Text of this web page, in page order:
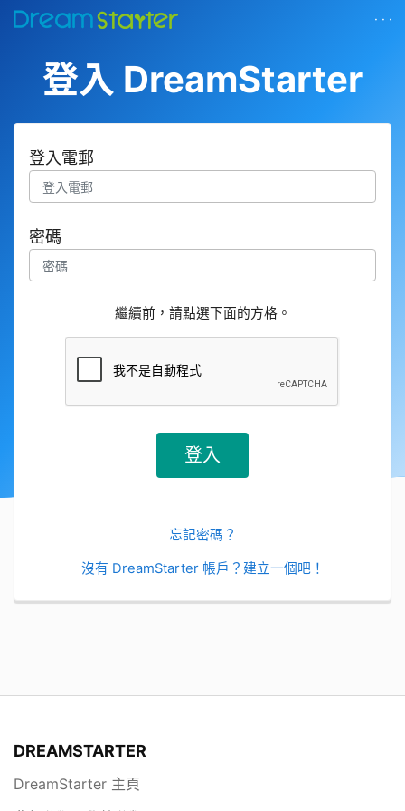
· · ·
登入 DreamStarter
登入電郵
密碼
繼續前，請點選下面的方格。
忘記密碼？
沒有 DreamStarter 帳戶？建立一個吧！
DREAMSTARTER
DreamStarter 主頁